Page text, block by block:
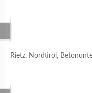
Rietz, Nordtirol,